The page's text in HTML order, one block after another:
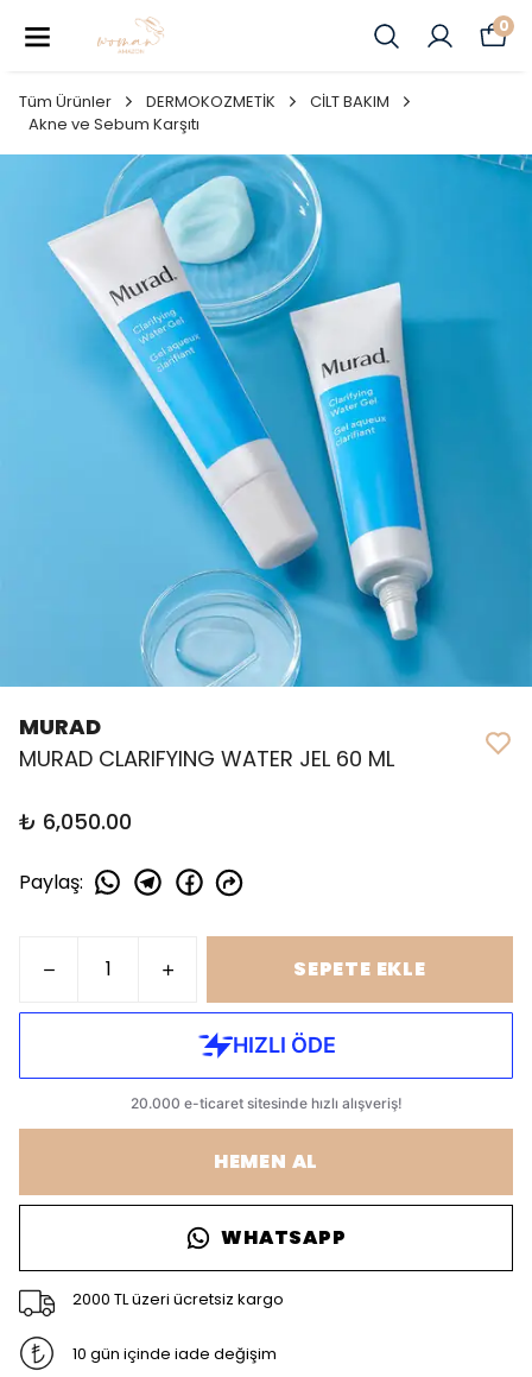
0
Tüm Ürünler DERMOKOZMETİK
CİLT BAKIM
Akne ve Sebum Karşıtı
MURAD
MURAD CLARIFYING WATER JEL 60 ML
₺ 6,050.00
Paylaş:
SEPETE EKLE
HEMEN AL
WHATSAPP
2000 TL üzeri ücretsiz kargo
10 gün içinde iade değişim